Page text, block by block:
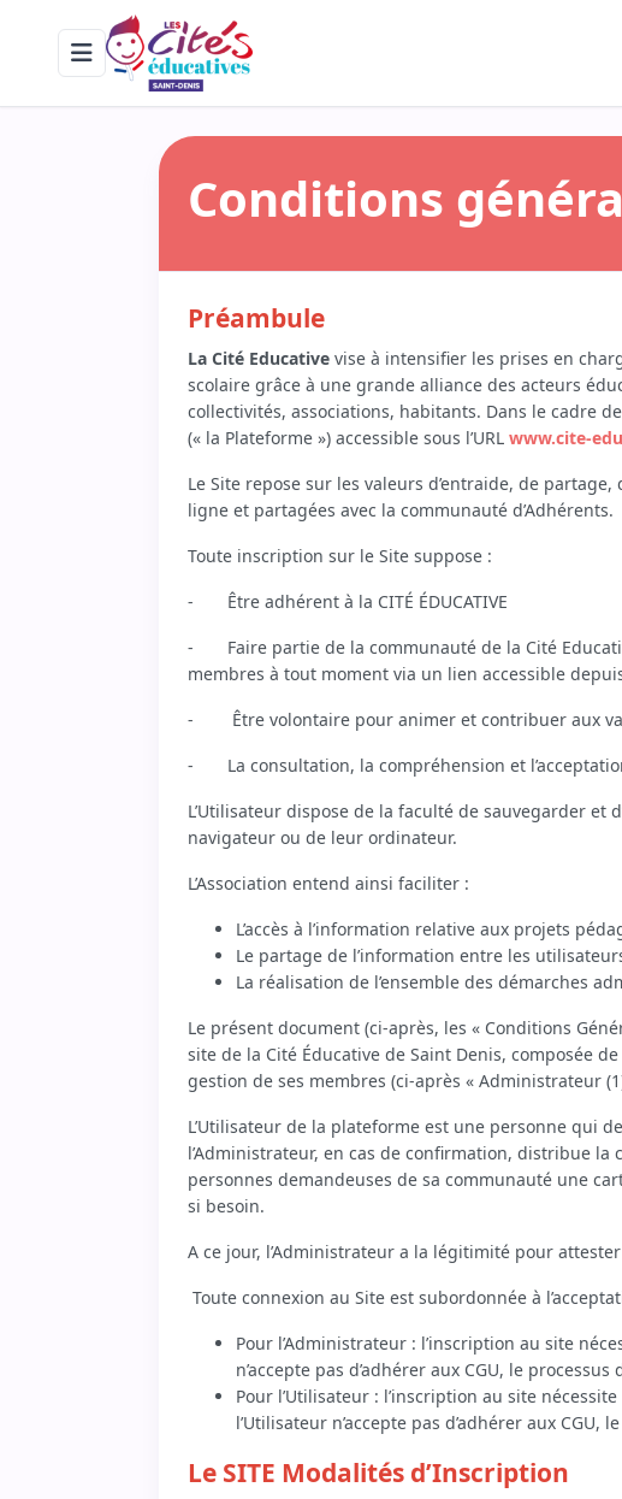
Conditions
Préambule
La Cité Educative vise à intensifier les prises en
scolaire grâce à une grande alliance des acteurs
collectivités, associations, habitants. Dans le cadre
(« la Plateforme ») accessible sous l’URL www.cite-
Le Site repose sur les valeurs d’entraide, de
ligne et partagées avec la communauté d’Adhérents.
Toute inscription sur le Site suppose :
-
Être adhérent à la CITÉ ÉDUCATIVE
-
Faire partie de la communauté de la Cité
membres à tout moment via un lien accessible
-
Être volontaire pour animer et contribuer aux
-
La consultation, la compréhension et
L’Utilisateur dispose de la faculté de sauvegarder
navigateur ou de leur ordinateur.
L’Association entend ainsi faciliter :
L’accès à l’information relative aux projets
Le partage de l’information entre les
La réalisation de l’ensemble des démarches
Le présent document (ci-après, les « Conditions
site de la Cité Éducative de Saint Denis, composée
gestion de ses membres (ci-après « Administrateur
L’Utilisateur de la plateforme est une personne qui
l’Administrateur, en cas de confirmation, distribue
personnes demandeuses de sa communauté une
si besoin.
A ce jour, l’Administrateur a la légitimité pour
Toute connexion au Site est subordonnée à
Pour l’Administrateur : l’inscription au site
n’accepte pas d’adhérer aux CGU, le
Pour l’Utilisateur : l’inscription au site
l’Utilisateur n’accepte pas d’adhérer aux
Le SITE Modalités d’Inscription
Erreur !. Une erreur est survenue (DlnkMenuItems, get_items). Contactez